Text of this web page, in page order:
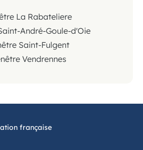
La Rabateliere
André-Goule-d'Oie
Saint-Fulgent
Vendrennes
française